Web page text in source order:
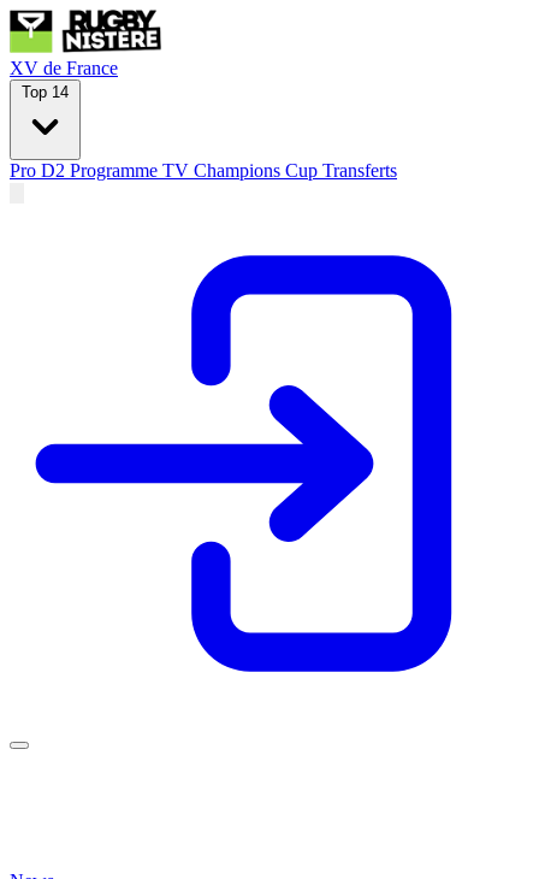
XV de France
Top 14
Pro D2 Programme TV Champions Cup Transferts